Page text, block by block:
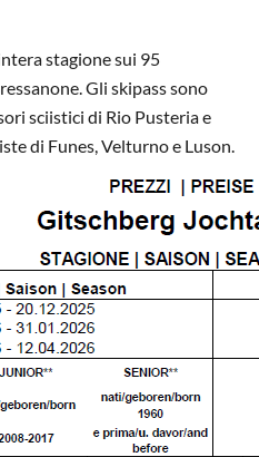
stagione sui 95
Gli skipass sono
sciistici di Rio Pusteria e
di Funes, Velturno e Luson.